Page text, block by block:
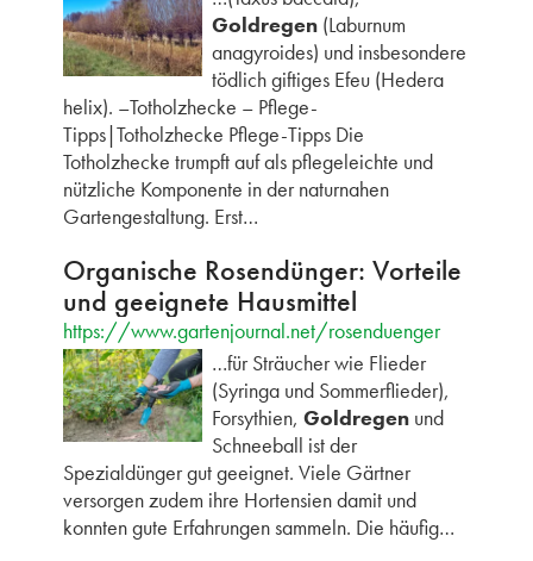
Goldregen(Laburnum
anagyroides) und insbesondere
tödlich giftiges Efeu (Hedera
helix). –Totholzhecke – Pflege-
Tipps|Totholzhecke Pflege-Tipps Die
Totholzhecke trumpft auf als pflegeleichte und
nützliche Komponente in der naturnahen
Gartengestaltung. Erst…
Organische Rosendünger: Vorteile
und geeignete Hausmittel
https://www.gartenjournal.net/rosenduenger
…für Sträucher wie Flieder
(Syringa und Sommerflieder),
Forsythien, Goldregenund
Schneeball ist der
Spezialdünger gut geeignet. Viele Gärtner
versorgen zudem ihre Hortensien damit und
konnten gute Erfahrungen sammeln. Die häufig…